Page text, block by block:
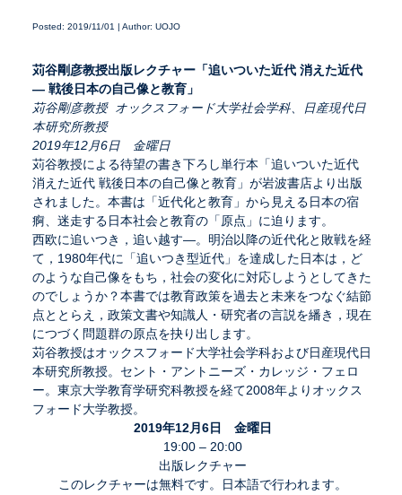
Posted: 2019/11/01 | Author: UOJO
苅谷剛彦教授出版レクチャー「追いついた近代 消えた近代
— 戦後日本の自己像と教育」
苅谷剛彦教授 オックスフォード大学社会学科、日産現代日
本研究所教授
2019年12月6日 金曜日
苅谷教授による待望の書き下ろし単行本「追いついた近代
消えた近代 戦後日本の自己像と教育」が岩波書店より出版
されました。本書は「近代化と教育」から見える日本の宿
痾、迷走する日本社会と教育の「原点」に迫ります。
西欧に追いつき，追い越す―。明治以降の近代化と敗戦を経
て，1980年代に「追いつき型近代」を達成した日本は，ど
のような自己像をもち，社会の変化に対応しようとしてきた
のでしょうか？本書では教育政策を過去と未来をつなぐ結節
点ととらえ，政策文書や知識人・研究者の言説を繙き，現在
につづく問題群の原点を抉り出します。
苅谷教授はオックスフォード大学社会学科および日産現代日
本研究所教授。セント・アントニーズ・カレッジ・フェロ
ー。東京大学教育学研究科教授を経て2008年よりオックス
フォード大学教授。
2019年12 月6 日 金曜日
19:00 – 20:00
出版レクチャー
このレクチャーは無料です。日本語で行われます。